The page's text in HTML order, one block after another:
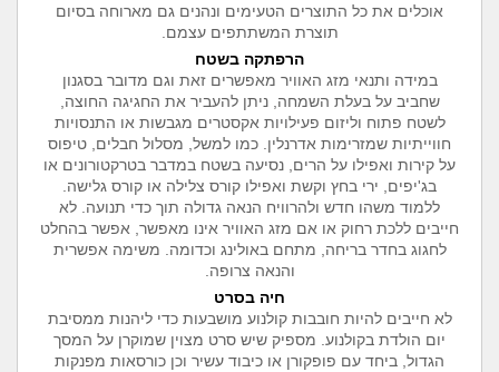
אוכלים את כל התוצרים הטעימים ונהנים גם מארוחה בסיום
תוצרת המשתתפים עצמם.
הרפתקה בשטח
במידה ותנאי מזג האוויר מאפשרים זאת וגם מדובר בסגנון
שחביב על בעלת השמחה, ניתן להעביר את החגיגה החוצה,
לשטח פתוח וליזום פעילויות אקסטרים מגבשות או התנסויות
חווייתיות שמזרימות אדרנלין. כמו למשל, מסלול חבלים, טיפוס
על קירות ואפילו על הרים, נסיעה בשטח במדבר בטרקטורונים או
בג'יפים, ירי בחץ וקשת ואפילו קורס צלילה או קורס גלישה.
ללמוד משהו חדש ולהרוויח הנאה גדולה תוך כדי תנועה. לא
חייבים ללכת רחוק או אם מזג האוויר אינו מאפשר, אפשר בהחלט
לחגוג בחדר בריחה, מתחם באולינג וכדומה. משימה אפשרית
והנאה צרופה.
חיה בסרט
לא חייבים להיות חובבות קולנוע מושבעות כדי ליהנות ממסיבת
יום הולדת בקולנוע. מספיק שיש סרט מצוין שמוקרן על המסך
הגדול, ביחד עם פופקורן או כיבוד עשיר וכן כורסאות מפנקות